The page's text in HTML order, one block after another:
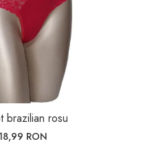
brazilian rosu
RON